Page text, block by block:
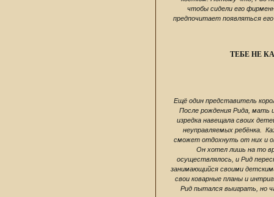
чтобы сидели его
предпочитает появляться
ТЕБЕ НЕ
Ещё один представитель
После рождения Рида, мать
изредка навещала своих
неуправляемых ребёнка.
сможет отдохнуть от них и
Он хотел лишь на то
осуществлялось, и Рид
занимающийся своими
свои коварные планы и
Рид пытался выиграть, но